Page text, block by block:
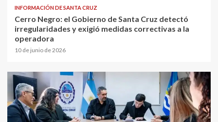
INFORMACIÓN DE SANTA CRUZ
Cerro Negro: el Gobierno de Santa Cruz detectó
irregularidades y exigió medidas correctivas a la
operadora
10 de junio de 2026